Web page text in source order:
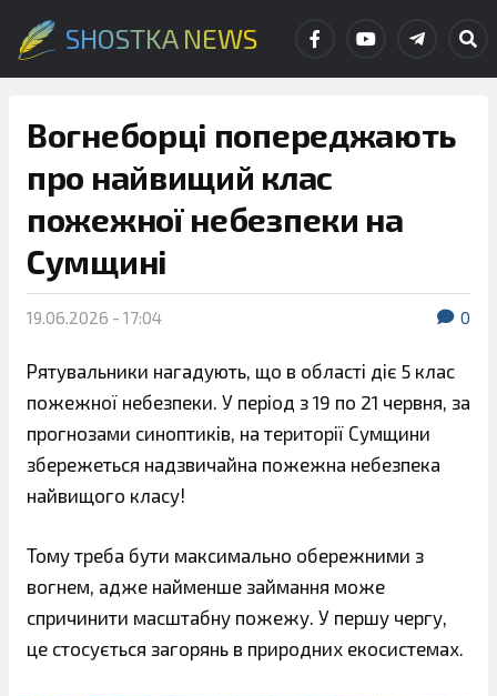
SHOSTKA NEWS
Вогнеборці попереджають
про найвищий клас
пожежної небезпеки на
Сумщині
19.06.2026 - 17:04 0
Рятувальники нагадують, що в області діє 5 клас
пожежної небезпеки. У період з 19 по 21 червня, за
прогнозами синоптиків, на території Сумщини
збережеться надзвичайна пожежна небезпека
найвищого класу!
Тому треба бути максимально обережними з
вогнем, адже найменше займання може
спричинити масштабну пожежу. У першу чергу,
це стосується загорянь в природних екосистемах.